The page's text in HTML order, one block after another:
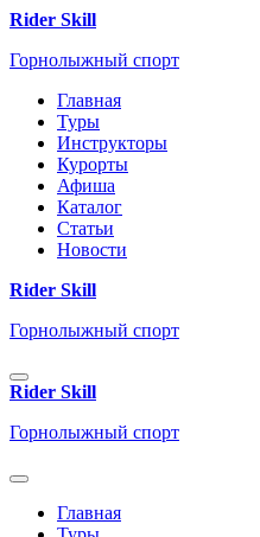
Rider Skill
Горнолыжный спорт
Главная
Туры
Инструкторы
Курорты
Афиша
Каталог
Статьи
Новости
Rider Skill
Горнолыжный спорт
Rider Skill
Горнолыжный спорт
Главная